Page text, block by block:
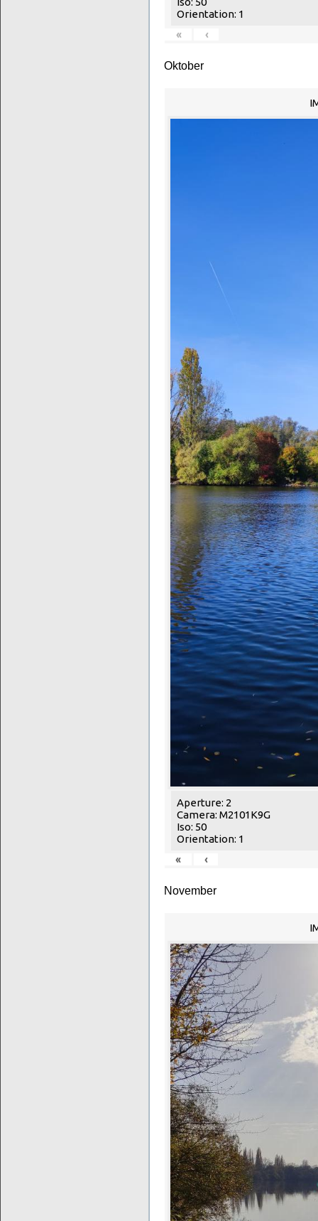
Orientation: 1
«
‹
Oktober
Aperture: 2
Camera: M2101K9G
Iso: 50
Orientation: 1
«
‹
November